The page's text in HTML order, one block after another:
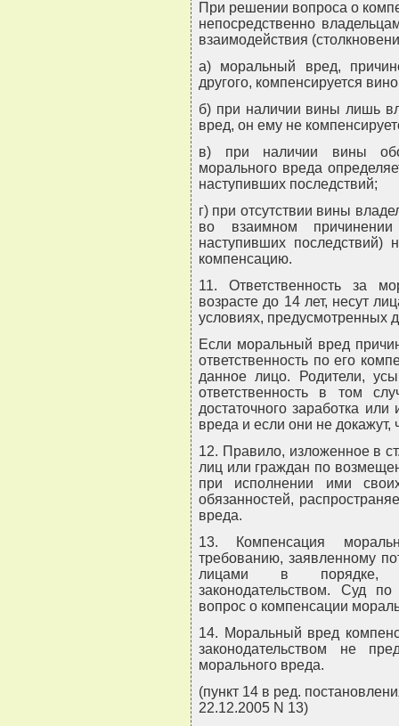
При решении вопроса о
непосредственно
взаимодействия
а) моральный вред,
другого, компенсируется
б) при наличии вины лишь
вред, он ему не
в) при наличии вины
морального вреда
наступивших последствий;
г) при отсутствии вины
во взаимном
наступивших
компенсацию.
11. Ответственность за
возрасте до 14 лет, несут
условиях, предусмотренных
Если моральный вред
ответственность по его
данное лицо. Родители,
ответственность в том
достаточного заработка
вреда и если они не докажут,
12. Правило, изложенное в
лиц или граждан по
при исполнении ими
обязанностей,
вреда.
13. Компенсация
требованию, заявленному
лицами в порядке,
законодательством. Суд
вопрос о компенсации
14. Моральный вред
законодательством не
морального вреда.
(пункт 14 в ред.
22.12.2005 N 13)